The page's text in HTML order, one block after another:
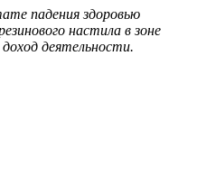
падения здоровью
настила в зоне
деятельности.